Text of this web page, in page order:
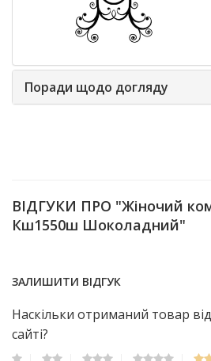
Поради щодо догляду
ВІДГУКИ ПРО "Жіночий
Кш1550ш Шоколадний"
ЗАЛИШИТИ ВІДГУК
Наскільки отриманий товар
сайті?